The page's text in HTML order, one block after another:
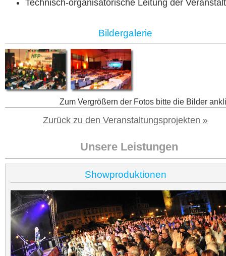
Technisch-organisatorische Leitung der
Bildergalerie
Zum Vergrößern der Fotos bitte die Bilder
Zurück zu den Veranstaltungsprojekten »
Unsere Leistungen
Showproduktionen